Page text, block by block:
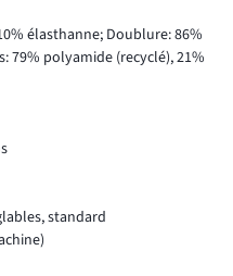
élasthanne; Doublure: 86%
79% polyamide (recyclé), 21%
standard